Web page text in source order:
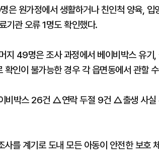
은 원가정에서 생활하거나 친인척 양육, 입
기관 오류 1명도 확인했다.
지 49명은 조사 과정에서 베이비박스 유기
확인이 불가능한 경우 각 읍면동에서 관할
비박스 26건 △연락 두절 9건 △출생 사
사를 계기로 도내 모든 아동이 안전한 보호